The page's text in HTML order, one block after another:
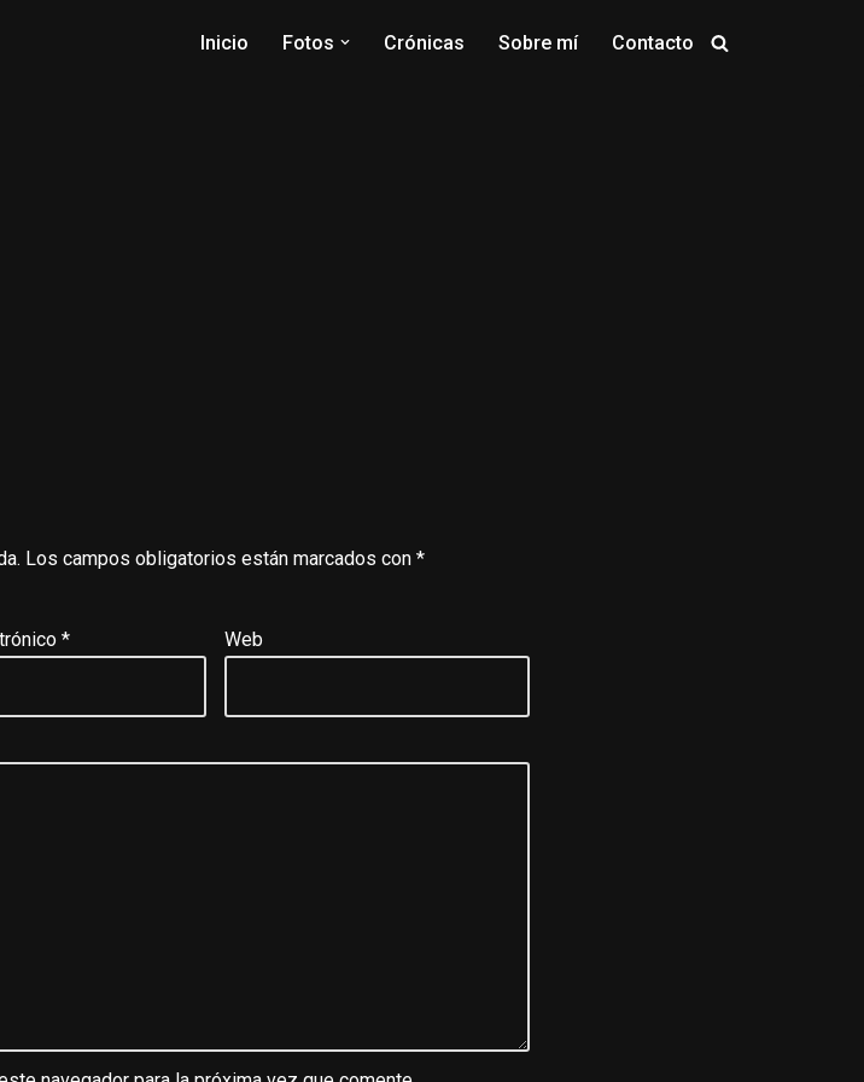
Inicio Fotos Crónicas Sobre mí Contacto
Los campos obligatorios están marcados con *
* Web